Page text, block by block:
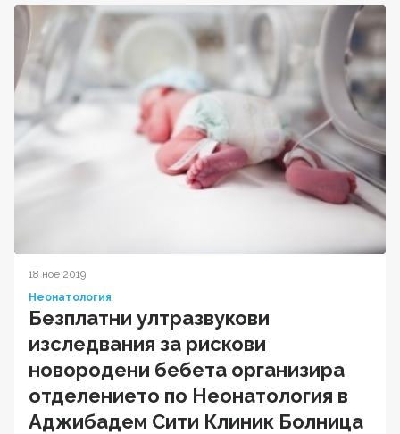
18 ное 2019
Неонатология
Безплатни ултразвукови
изследвания за рискови
новородени бебета организира
отделението по Неонатология в
Аджибадем Сити Клиник Болница